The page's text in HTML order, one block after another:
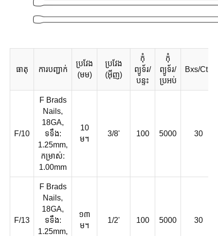
ធាតុ ការបញ្ជាក់
ប្រវែង
(មម)
ប្រវែង
(អ៊ីញ)
កុំ
ព្យូទ័រ/
បន្ទះ
កុំ
ព្យូទ័រ/
ប្រអប់
Bxs/Ctn
F/10
F Brads
Nails,
18GA,
ទទឹង:
1.25mm,
កម្រាស់:
1.00mm
10
ម។
3/8' 100 5000 30
F/13
F Brads
Nails,
18GA,
ទទឹង:
1.25mm,
១៣
ម។
1/2' 100 5000 30